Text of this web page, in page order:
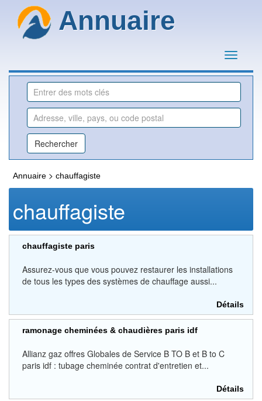
Annuaire
Annuaire > chauffagiste
chauffagiste
chauffagiste paris
Assurez-vous que vous pouvez restaurer les installations
de tous les types des systèmes de chauffage aussi...
Détails
ramonage cheminées & chaudières paris idf
Allianz gaz offres Globales de Service B TO B et B to C
paris idf : tubage cheminée contrat d'entretien et...
Détails